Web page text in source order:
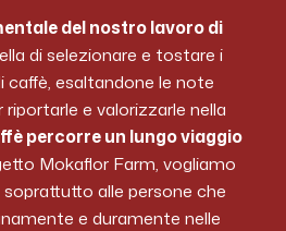
del nostro lavoro di
di selezionare e tostare i
caffè, esaltandone le note
e valorizzarle nella
percorre un lungo viaggio
Mokaflor Farm, vogliamo
alle persone che
e duramente nelle